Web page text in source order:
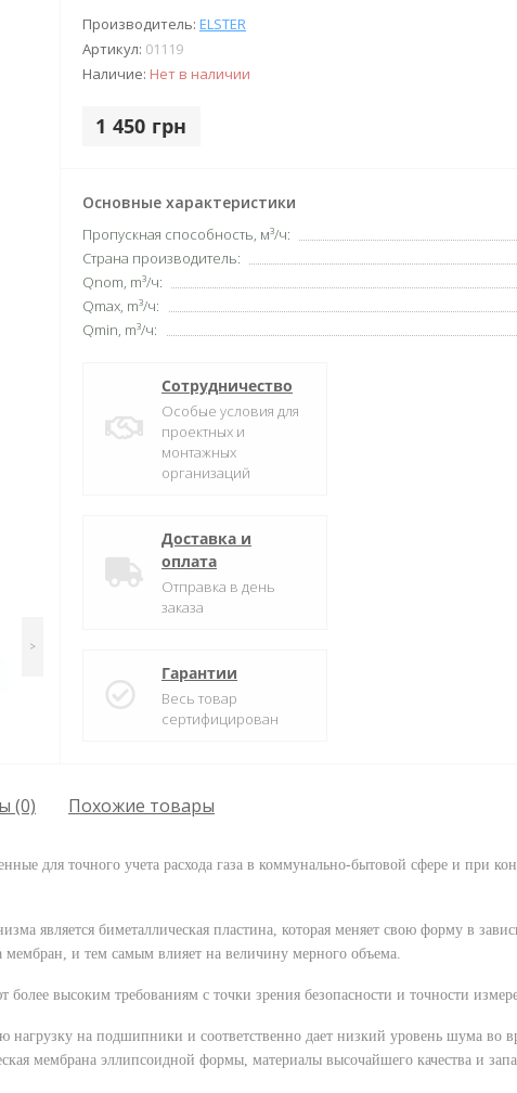
>
Производитель: ELSTER
Артикул: 01119
Наличие: Нет в наличии
1 450 грн
Основные характеристики
Пропускная способность, м³/ч:
Страна производитель:
Qnom, m³/ч:
Qmax, m³/ч:
Qmin, m³/ч:
Сотрудничество
Особые условия для
проектных и
монтажных
организаций
Доставка и
оплата
Отправка в день
заказа
Гарантии
Весь товар
сертифицирован
(0) Похожие товары
для точного учета расхода газа в коммунально-бытовой сфере и при
является биметаллическая пластина, которая меняет свою форму в
и тем самым влияет на величину мерного объема.
более высоким требованиям с точки зрения безопасности и точности
нагрузку на подшипники и соответственно дает низкий уровень шума во
мембрана эллипсоидной формы, материалы высочайшего качества и